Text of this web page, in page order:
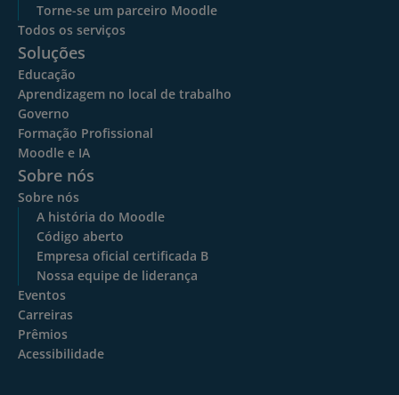
Torne-se um parceiro Moodle
Todos os serviços
Soluções
Educação
Aprendizagem no local de trabalho
Governo
Formação Profissional
Moodle e IA
Sobre nós
Sobre nós
A história do Moodle
Código aberto
Empresa oficial certificada B
Nossa equipe de liderança
Eventos
Carreiras
Prêmios
Acessibilidade